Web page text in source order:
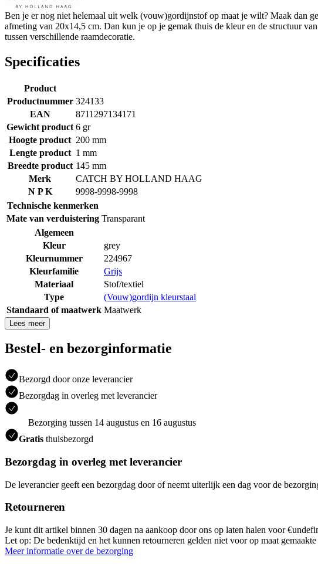
Ben je er nog niet helemaal uit welk (vouw)gordijnstof op maat je wilt? Maak dan
afmeting van 20x14,5 cm. Dan kun je op je gemak thuis de kleur en de structuur
tussen verschillende raamdecoratie.
Specificaties
Product
Productnummer 324133
EAN
8711297134171
Gewicht product 6 gr
Hoogte product 200 mm
Lengte product 1 mm
Breedte product 145 mm
Merk
CATCH BY HOLLAND HAAG
N P K
9998-9998-9998
Technische kenmerken
Mate van verduistering Transparant
Algemeen
Kleur
grey
Kleurnummer
224967
Kleurfamilie
Grijs
Materiaal
Stof/textiel
Type
(Vouw)gordijn kleurstaal
Standaard of maatwerk Maatwerk
Lees meer
Bestel- en bezorginformatie
Bezorgd door onze leverancier
Bezorgdag in overleg met leverancier
Bezorging tussen 14 augustus en 16 augustus
Gratis thuisbezorgd
Bezorgdag in overleg met leverancier
De leverancier geeft een bezorgdag door of neemt uiterlijk een dag voor de
Retourneren
Je kunt dit artikel binnen 30 dagen na aankoop door ons op laten halen voor
Let op: De bedenktijd en het kunnen retourneren gelden niet voor op maat
Meer informatie over de bezorging